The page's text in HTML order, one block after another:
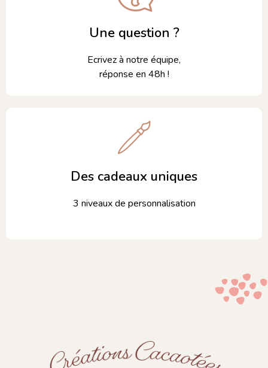
Une question ?
Ecrivez à notre équipe,
réponse en 48h !
Des cadeaux uniques
3 niveaux de personnalisation